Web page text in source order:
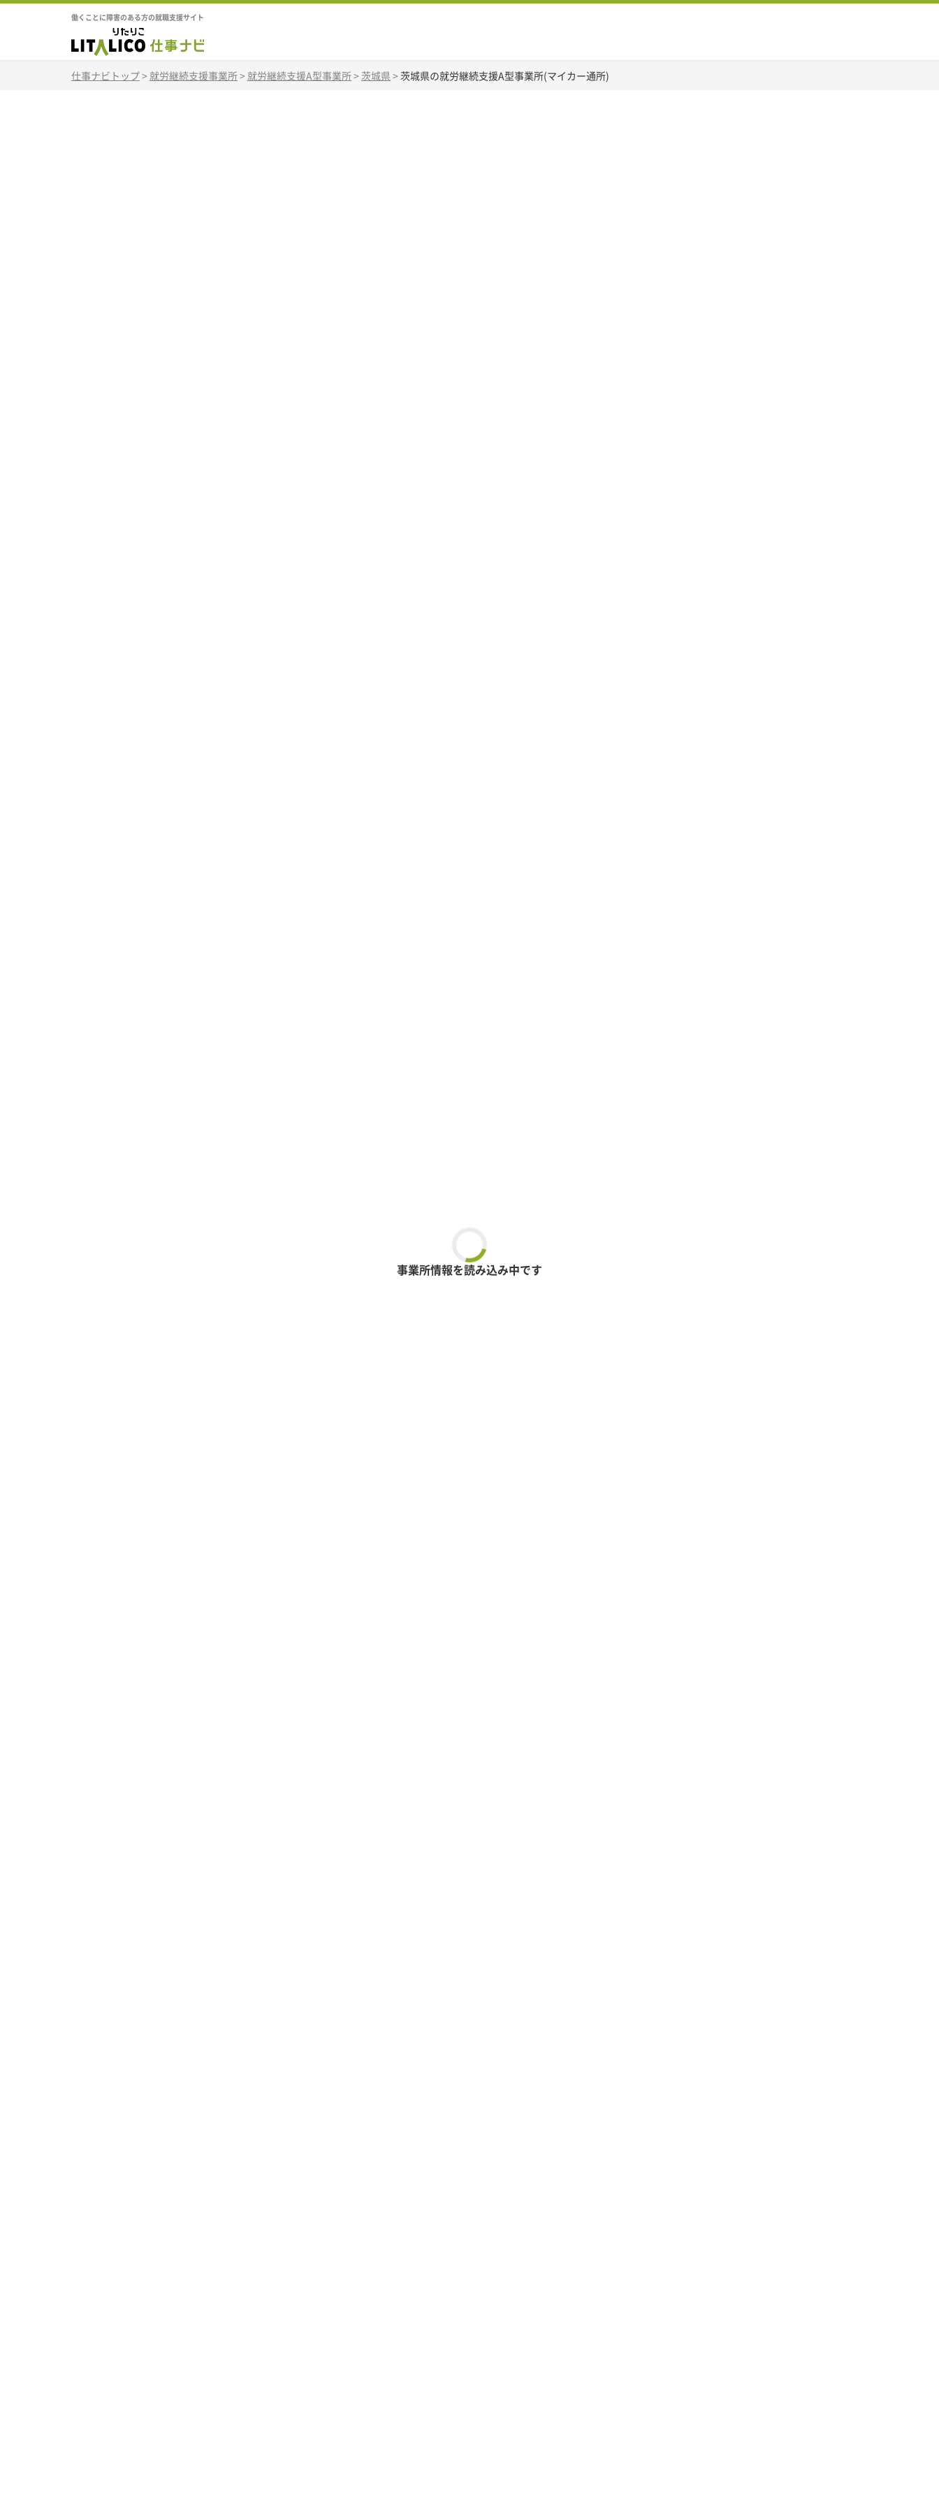
働くことに障害のある方の就職支援サイト
仕事ナビトップ> 就労継続支援事業所> 就労継続支援A型事業所> 茨城県 > 茨城県の就労継続支援A型事業所(マイカー通所)
事業所情報を読み込み中です